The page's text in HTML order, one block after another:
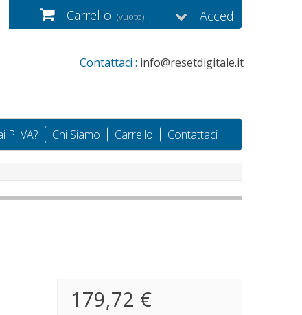
Accedi
Carrello (vuoto)
Contattaci : info@resetdigitale.it
P.IVA? Chi Siamo Carrello Contattaci
179,72 €